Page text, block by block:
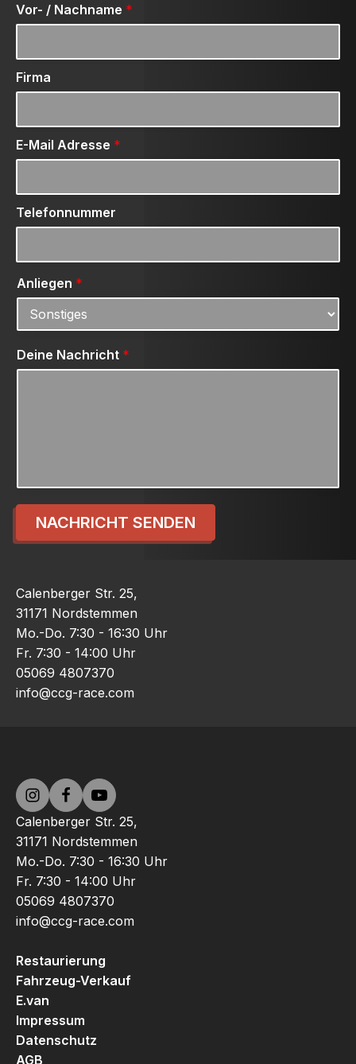
Vor- / Nachname *
Firma
E-Mail Adresse *
Telefonnummer
Anliegen *
Deine Nachricht *
NACHRICHT SENDEN
Calenberger Str. 25,
31171 Nordstemmen
Mo.-Do. 7:30 - 16:30 Uhr
Fr. 7:30 - 14:00 Uhr
05069 4807370
info@ccg-race.com
Calenberger Str. 25,
31171 Nordstemmen
Mo.-Do. 7:30 - 16:30 Uhr
Fr. 7:30 - 14:00 Uhr
05069 4807370
info@ccg-race.com
Restaurierung
Fahrzeug-Verkauf
E.van
Impressum
Datenschutz
AGB